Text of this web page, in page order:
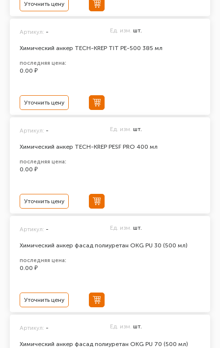
Уточнить цену
Химический анкер TECH-KREP TIT PE-500 385 мл
Артикул: - Ед. изм. шт.
последняя цена:
0.00 ₽
Уточнить цену
Химический анкер TECH-KREP PESF PRO 400 мл
Артикул: - Ед. изм. шт.
последняя цена:
0.00 ₽
Уточнить цену
Химический анкер фасад полиуретан ОКG PU 30 (500 мл)
Артикул: - Ед. изм. шт.
последняя цена:
0.00 ₽
Уточнить цену
Химический анкер фасад полиуретан ОКG PU 70 (500 мл)
Артикул: - Ед. изм. шт.